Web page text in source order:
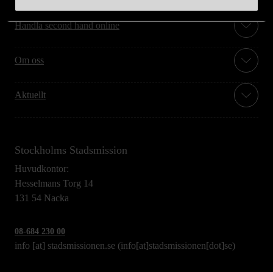
Handla second hand online
Om oss
Aktuellt
Stockholms Stadsmission
Huvudkontor:
Hesselmans Torg 14
131 54 Nacka
08-684 230 00
info [at] stadsmissionen.se (info[at]stadsmissionen[dot]se)